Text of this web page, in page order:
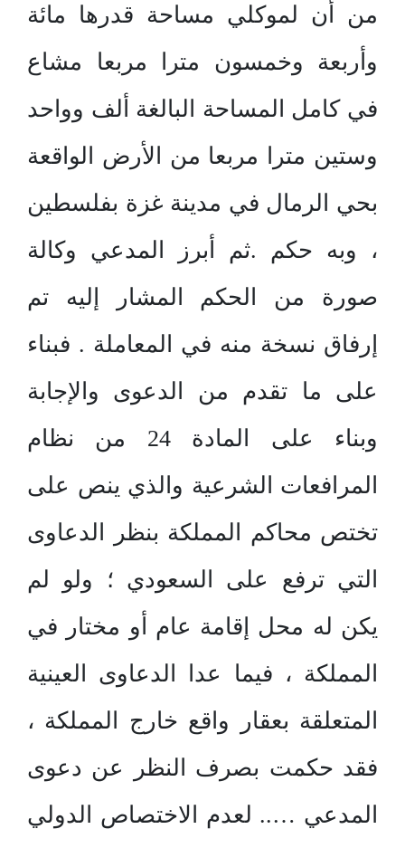
من أن لموكلي مساحة قدرها مائة
وأربعة وخمسون مترا مربعا مشاع
في كامل المساحة البالغة ألف وواحد
وستين مترا مربعا من الأرض الواقعة
بحي الرمال في مدينة غزة بفلسطين
، وبه حكم .ثم أبرز المدعي وكالة
صورة من الحكم المشار إليه تم
إرفاق نسخة منه في المعاملة . فبناء
على ما تقدم من الدعوى والإجابة
وبناء على المادة 24 من نظام
المرافعات الشرعية والذي ينص على
تختص محاكم المملكة بنظر الدعاوى
التي ترفع على السعودي ؛ ولو لم
يكن له محل إقامة عام أو مختار في
المملكة ، فيما عدا الدعاوى العينية
المتعلقة بعقار واقع خارج المملكة ،
فقد حكمت بصرف النظر عن دعوى
المدعي ….. لعدم الاختصاص الدولي